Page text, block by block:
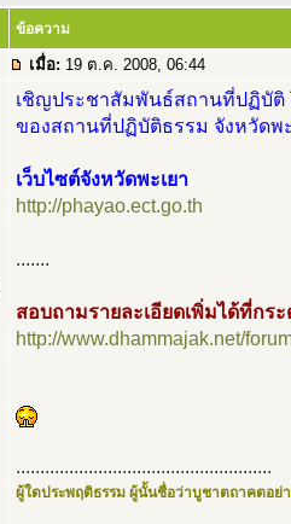
ข้อความ
เมื่อ: 19 ต.ค. 2008, 06:44
เชิญประชาสัมพันธ์สถานที่ปฏิบัติ
ของสถานที่ปฏิบัติธรรม จังหวัดพะ
เว็บไซต์จังหวัดพะเยา
http://phayao.ect.go.th
.......
สอบถามรายละเอียดเพิ่มได้ที่กร
http://www.dhammajak.net/
.....................................................
ผู้ใดประพฤติธรรม ผู้นั้นชื่อว่าบูชาตถาคตอย่า